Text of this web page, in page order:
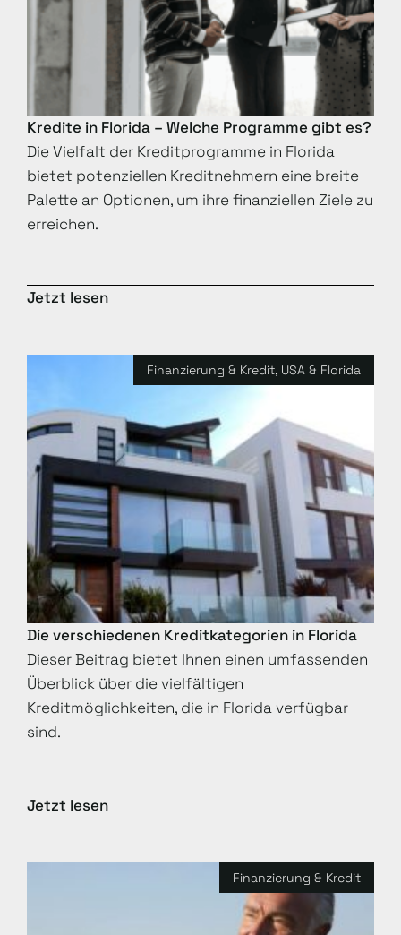
Kredite in Florida – Welche Programme gibt es?
Die Vielfalt der Kreditprogramme in Florida
bietet potenziellen Kreditnehmern eine breite
Palette an Optionen, um ihre finanziellen Ziele zu
erreichen.
Jetzt lesen
Finanzierung & Kredit, USA & Florida
Die verschiedenen Kreditkategorien in Florida
Dieser Beitrag bietet Ihnen einen umfassenden
Überblick über die vielfältigen
Kreditmöglichkeiten, die in Florida verfügbar
sind.
Jetzt lesen
Finanzierung & Kredit